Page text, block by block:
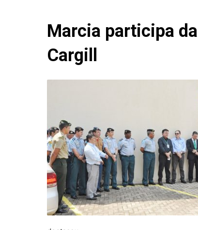
Marcia participa
Cargill